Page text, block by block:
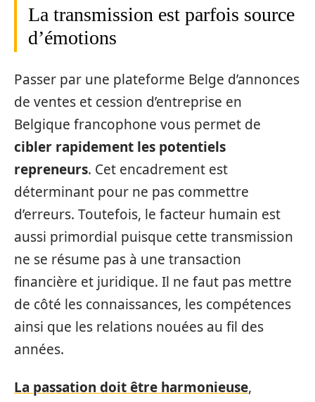
La transmission est parfois source
d’émotions
Passer par une plateforme Belge d’annonces
de ventes et cession d’entreprise en
Belgique francophone vous permet de
cibler rapidement les potentiels
repreneurs. Cet encadrement est
déterminant pour ne pas commettre
d’erreurs. Toutefois, le facteur humain est
aussi primordial puisque cette transmission
ne se résume pas à une transaction
financière et juridique. Il ne faut pas mettre
de côté les connaissances, les compétences
ainsi que les relations nouées au fil des
années.
La passation doit être harmonieuse,